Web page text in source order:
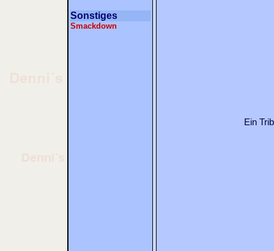
Sonstiges
Smackdown
Ein